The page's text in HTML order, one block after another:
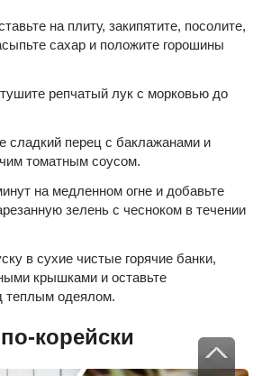
на плиту, закипятите, посолите,
сахар и положите горошины
репчатый лук с морковью до
сладкий перец с баклажанами и
томатным соусом.
на медленном огне и добавьте
зелень с чесноком в течении
в сухие чистые горячие банки,
крышками и оставьте
теплым одеялом.
корейски